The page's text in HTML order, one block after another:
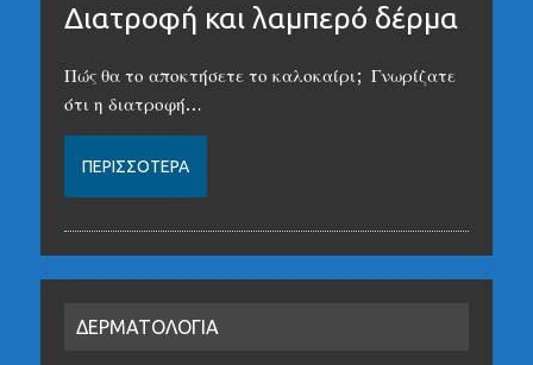
Διατροφή και λαμπερό δέρμα
Πώς θα το αποκτήσετε το καλοκαίρι; Γνωρίζατε
ότι η διατροφή…
ΠΕΡΙΣΣΌΤΕΡΑ
ΔΕΡΜΑΤΟΛΟΓΙΑ